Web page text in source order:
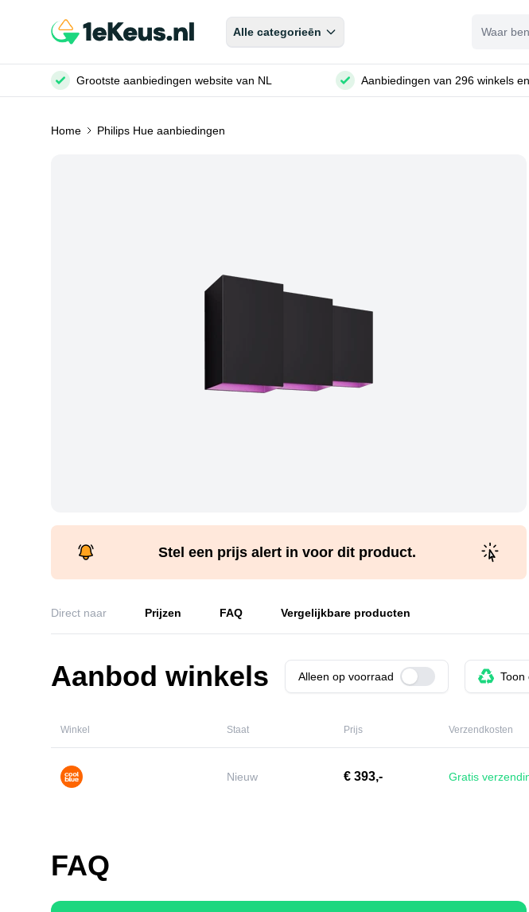
Alle categorieēn
Grootste aanbiedingen website van NL Aanbiedingen van 296 winkels
Home Philips Hue aanbiedingen
Stel een prijs alert in voor dit product.
Direct naar Prijzen FAQ Vergelijkbare producten
Aanbod winkels Alleen op voorraad Use setting Toon
Winkel Staat Prijs Verzendkosten
Nieuw € 393,- Gratis
FAQ